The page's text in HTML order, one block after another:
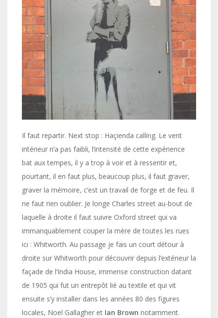
Il faut repartir. Next stop : Haçienda calling. Le vent
intérieur n’a pas faibli, l’intensité de cette expérience
bat aux tempes, il y a trop à voir et à ressentir et,
pourtant, il en faut plus, beaucoup plus, il faut graver,
graver la mémoire, c’est un travail de forge et de feu. Il
ne faut rien oublier. Je longe Charles street au-bout de
laquelle à droite il faut suivre Oxford street qui va
immanquablement couper la mère de toutes les rues
ici : Whitworth. Au passage je fais un court détour à
droite sur Whitworth pour découvrir depuis l’extérieur la
façade de l’India House, immense construction datant
de 1905 qui fut un entrepôt lié au textile et qui vit
ensuite s’y installer dans les années 80 des figures
locales, Noel Gallagher et Ian Brown notamment.